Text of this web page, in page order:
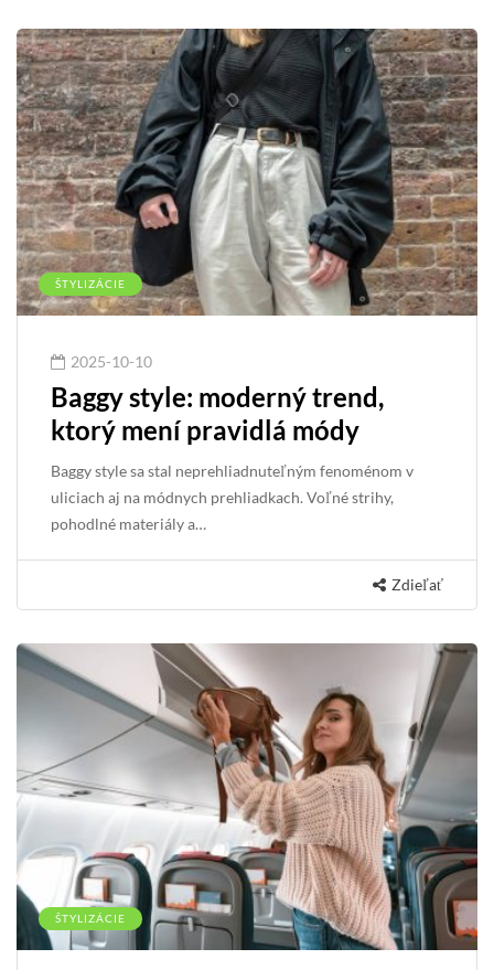
ŠTYLIZÁCIE
2025-10-10
Baggy style: moderný trend,
ktorý mení pravidlá módy
Baggy style sa stal neprehliadnuteľným fenoménom v
uliciach aj na módnych prehliadkach. Voľné strihy,
pohodlné materiály a…
Zdieľať
ŠTYLIZÁCIE